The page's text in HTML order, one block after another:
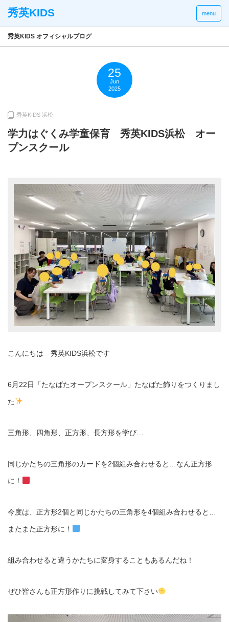
menu
秀英KIDS オフィシャルブログ
25
Jun
2025
秀英KIDS 浜松
学力はぐくみ学童保育 秀英KIDS浜松 オー
プンスクール
こんにちは 秀英KIDS浜松です
6月22日「たなばたオープンスクール」たなばた飾りをつくりまし
た
三角形、四角形、正方形、長方形を学び…
同じかたちの三角形のカードを2個組み合わせると…なん正方形
に！
今度は、正方形2個と同じかたちの三角形を4個組み合わせると…
またまた正方形に！
組み合わせると違うかたちに変身することもあるんだね！
ぜひ皆さんも正方形作りに挑戦してみて下さい